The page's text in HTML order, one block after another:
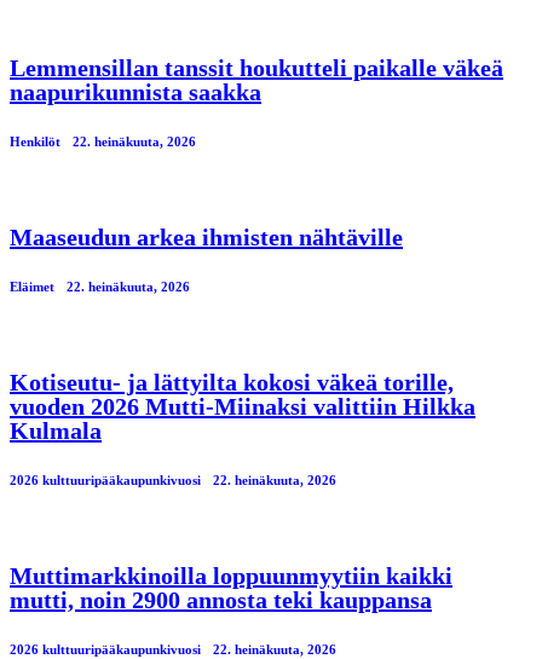
Lemmensillan tanssit houkutteli paikalle väkeä
naapurikunnista saakka
Henkilöt 22. heinäkuuta, 2026
Maaseudun arkea ihmisten nähtäville
Eläimet 22. heinäkuuta, 2026
Kotiseutu- ja lättyilta kokosi väkeä torille,
vuoden 2026 Mutti-Miinaksi valittiin Hilkka
Kulmala
2026 kulttuuripääkaupunkivuosi 22. heinäkuuta, 2026
Muttimarkkinoilla loppuunmyytiin kaikki
mutti, noin 2900 annosta teki kauppansa
2026 kulttuuripääkaupunkivuosi 22. heinäkuuta, 2026